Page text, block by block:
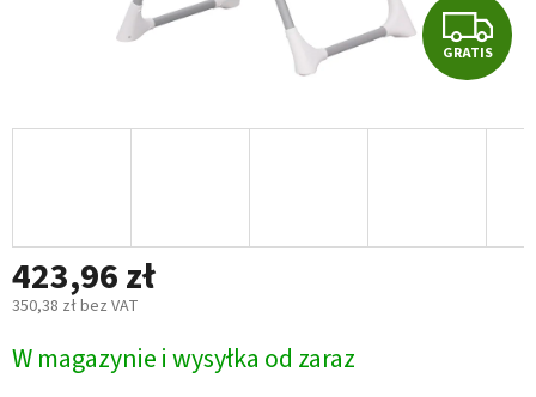
G
R
A
GRATIS
423,96 zł
350,38 zł bez VAT
jednostkowa:
W magazynie i wysyłka od zaraz